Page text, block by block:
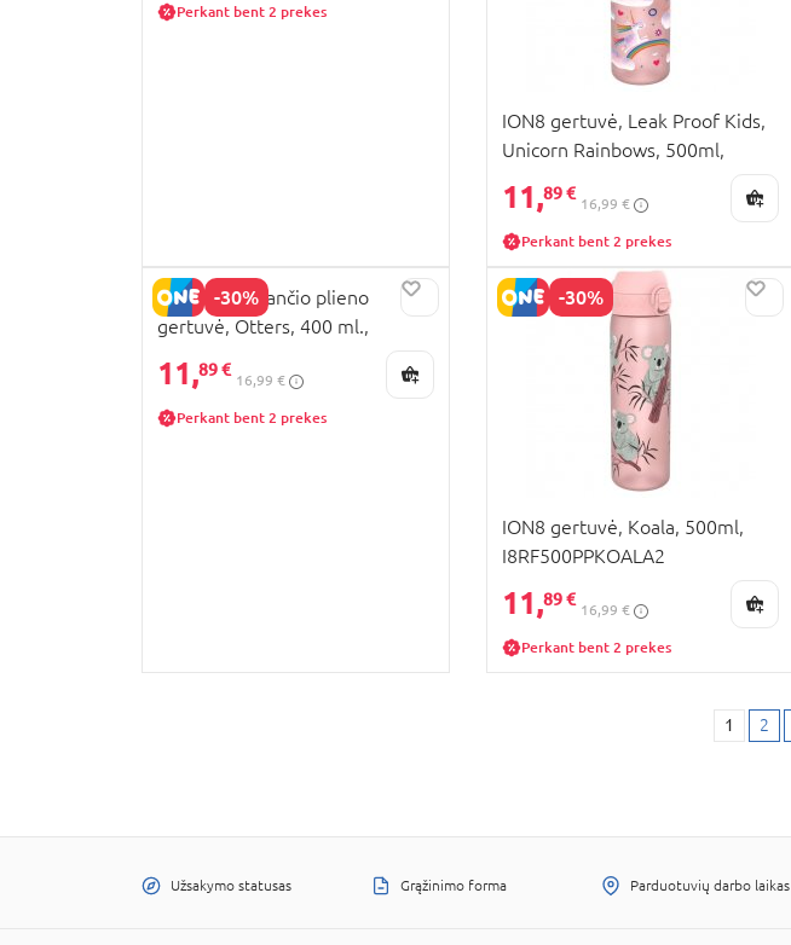
Perkant bent 2 prekes
ION8 gertuvė, Leak Proof Kids,
Unicorn Rainbows, 500ml,
11,89 €
16,99 €
Perkant bent 2 prekes
-30%
ION8 nerūdijančio plieno
gertuvė, Otters, 400 ml.,
11,89 €
16,99 €
Perkant bent 2 prekes
-30%
ION8 gertuvė, Koala, 500ml,
I8RF500PPKOALA2
11,89 €
16,99 €
Perkant bent 2 prekes
1 2
Užsakymo statusas Grąžinimo forma Parduotuvių darbo laikas